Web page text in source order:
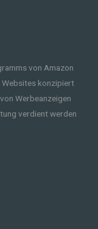
von Amazon
Websites konzipiert
Werbeanzeigen
verdient werden